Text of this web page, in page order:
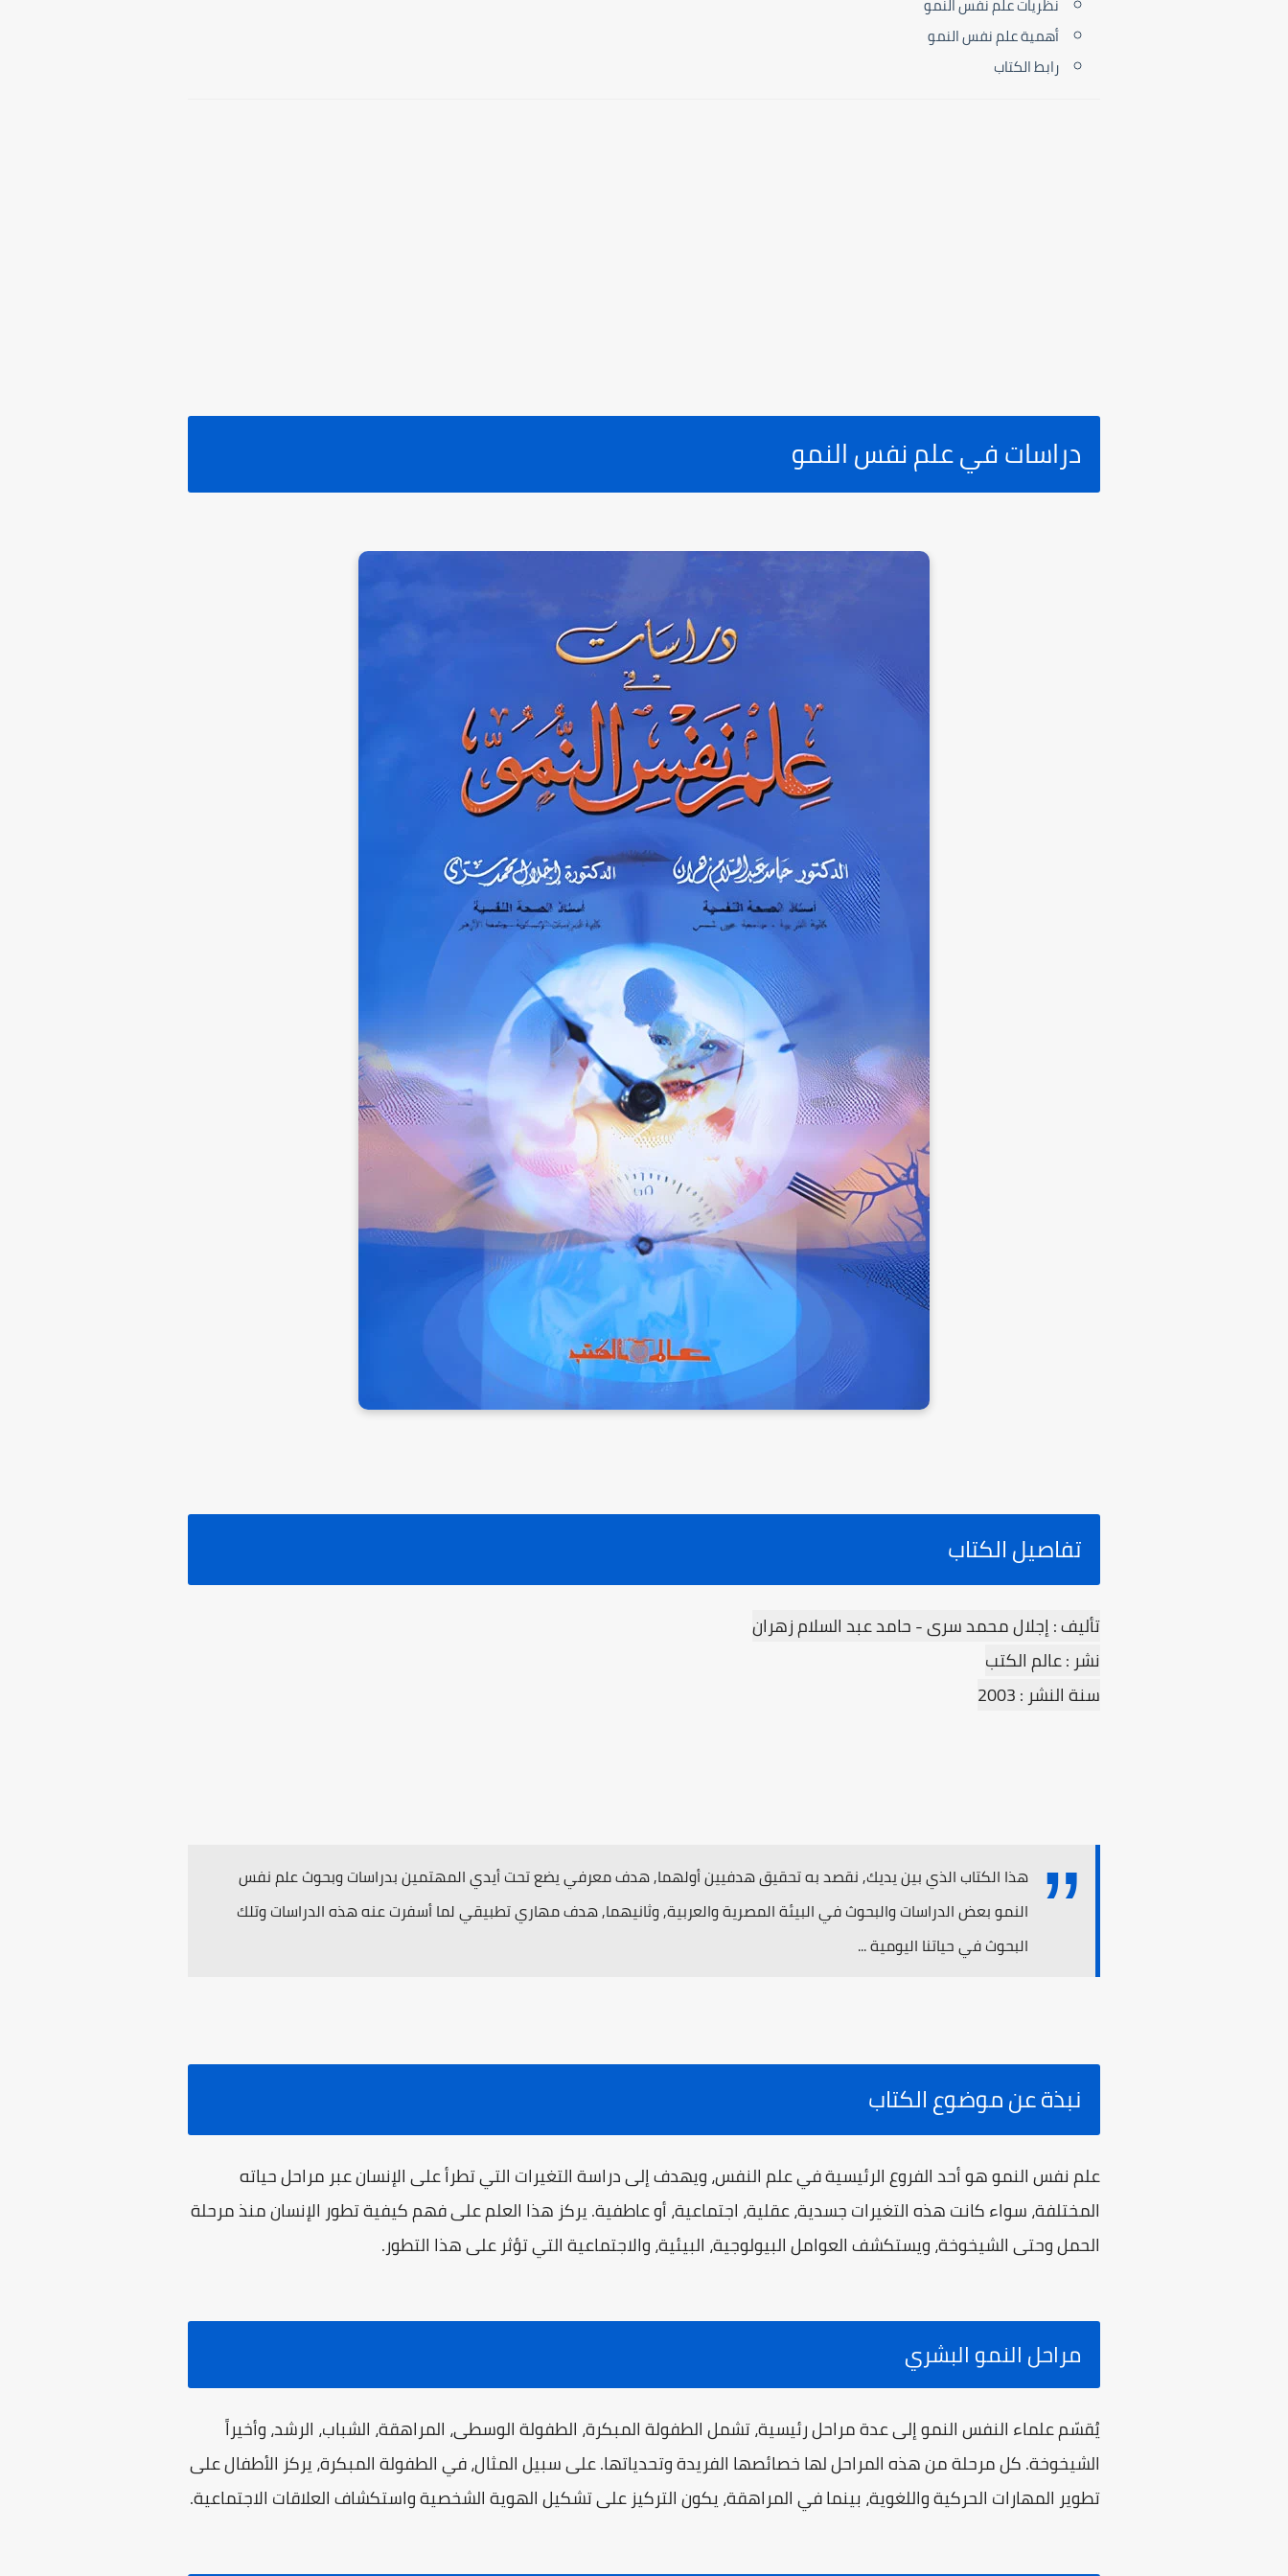
أهمية علم نفس النمو
رابط الكتاب
دراسات في علم نفس النمو
تفاصيل الكتاب
تأليف : إجلال محمد سرى - حامد عبد السلام زهران
نشر : عالم الكتب
سنة النشر : 2003
هذا الكتاب الذي بين يديك, نقصد به تحقيق هدفيين أولهما, هدف معرفي يضع تحت أيدي المهتمين بدراسات وبحوث علم نفس
النمو بعض الدراسات والبحوث في البيئة المصرية والعربية, وثانيهما, هدف مهاري تطبيقي لما أسفرت عنه هذه الدراسات وتلك
البحوث في حياتنا اليومية ...
نبذة عن موضوع الكتاب
علم نفس النمو هو أحد الفروع الرئيسية في علم النفس، ويهدف إلى دراسة التغيرات التي تطرأ على الإنسان عبر مراحل حياته
المختلفة، سواء كانت هذه التغيرات جسدية، عقلية، اجتماعية، أو عاطفية. يركز هذا العلم على فهم كيفية تطور الإنسان منذ مرحلة
الحمل وحتى الشيخوخة، ويستكشف العوامل البيولوجية، البيئية، والاجتماعية التي تؤثر على هذا التطور.
مراحل النمو البشري
يُقسّم علماء النفس النمو إلى عدة مراحل رئيسية، تشمل الطفولة المبكرة، الطفولة الوسطى، المراهقة، الشباب، الرشد، وأخيراً
الشيخوخة. كل مرحلة من هذه المراحل لها خصائصها الفريدة وتحدياتها. على سبيل المثال، في الطفولة المبكرة، يركز الأطفال على
تطوير المهارات الحركية واللغوية، بينما في المراهقة، يكون التركيز على تشكيل الهوية الشخصية واستكشاف العلاقات الاجتماعية.